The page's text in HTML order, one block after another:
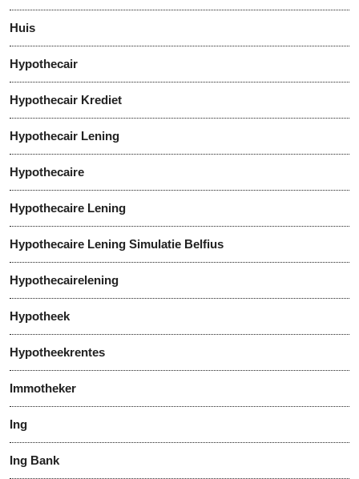
Huis
Hypothecair
Hypothecair Krediet
Hypothecair Lening
Hypothecaire
Hypothecaire Lening
Hypothecaire Lening Simulatie Belfius
Hypothecairelening
Hypotheek
Hypotheekrentes
Immotheker
Ing
Ing Bank